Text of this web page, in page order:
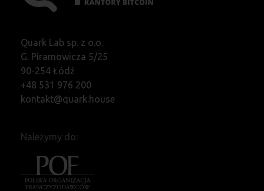
Quark Lab sp. z o.o.
G. Piramowicza 5/25
90-254 Łódź
+48 531 976 200
kontakt@quark.house
Należymy do: